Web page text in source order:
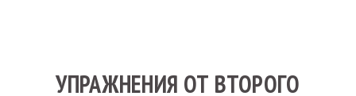
УПРАЖНЕНИЯ ОТ ВТОРОГО